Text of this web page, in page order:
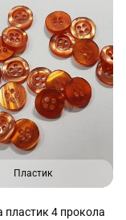
Пластик
пластик 4 прокола